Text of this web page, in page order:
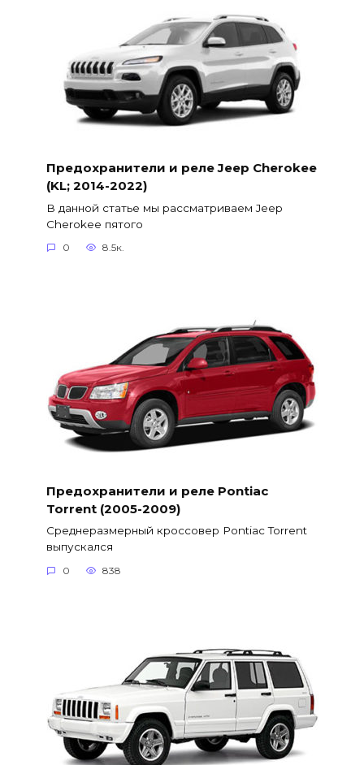
Предохранители и реле Jeep Cherokee
(KL; 2014-2022)
В данной статье мы рассматриваем Jeep
Cherokee пятого
0 8.5к.
Предохранители и реле Pontiac
Torrent (2005-2009)
Среднеразмерный кроссовер Pontiac Torrent
выпускался
0 838